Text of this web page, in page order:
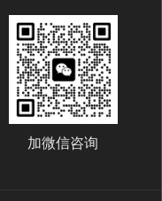
加微信咨询